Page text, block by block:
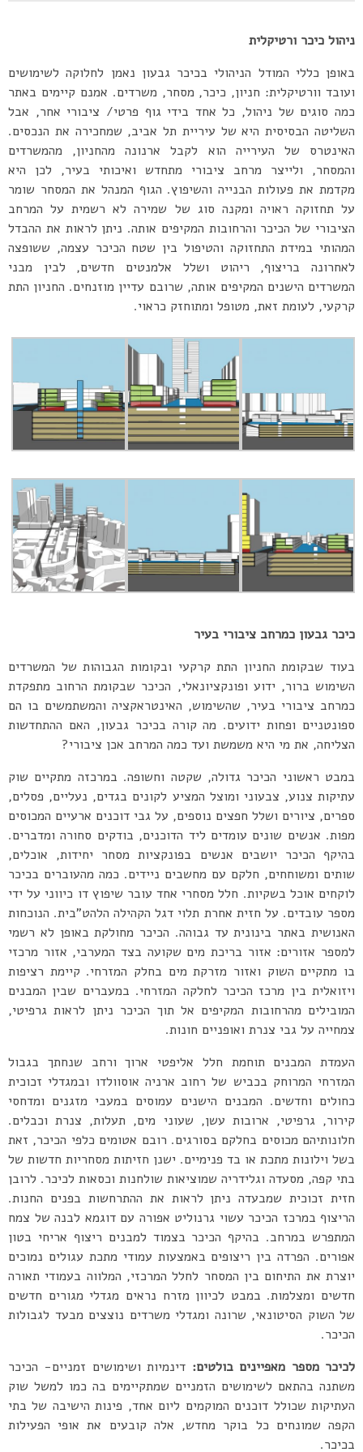
ניהול כיכר ורטיקלית
באופן כללי המודל הניהולי בכיכר גבעון נאמן לחלוקה לשימושים
ועובד וורטיקלית: חניון, כיכר, מסחר, משרדים. אמנם קיימים באתר
כמה סוגים של ניהול, כל אחד בידי גוף פרטי/ ציבורי אחר, אבל
השליטה הבסיסית היא של עיריית תל אביב, שמחכירה את הנכסים.
האינטרס של העירייה הוא לקבל ארנונה מהחניון, מהמשרדים
והמסחר, ולייצר מרחב ציבורי מתחדש ואיכותי בעיר, לכן היא
מקדמת את פעולות הבנייה והשיפוץ. הגוף המנהל את המסחר שומר
על תחזוקה ראויה ומקנה סוג של שמירה לא רשמית על המרחב
הציבורי של הכיכר והרחובות המקיפים אותה. ניתן לראות את ההבדל
המהותי במידת התחזוקה והטיפול בין שטח הכיכר עצמה, ששופצה
לאחרונה בריצוף, ריהוט ושלל אלמנטים חדשים, לבין מבני
המשרדים הישנים המקיפים אותה, שרובם עדיין מוזנחים. החניון התת
קרקעי, לעומת זאת, מטופל ומתוחזק כראוי.
כיכר גבעון כמרחב ציבורי בעיר
בעוד שבקומת החניון התת קרקעי ובקומות הגבוהות של המשרדים
השימוש ברור, ידוע ופונקציונאלי, הכיכר שבקומת הרחוב מתפקדת
כמרחב ציבורי בעיר, שהשימוש, האינטראקציה והמשתמשים בו הם
ספונטניים ופחות ידועים. מה קורה בכיכר גבעון, האם ההתחדשות
הצליחה, את מי היא משמשת ועד כמה המרחב אכן ציבורי?
במבט ראשוני הכיכר גדולה, שקטה וחשופה. במרכזה מתקיים שוק
עתיקות צנוע, צבעוני ומוצל המציע לקונים בגדים, נעליים, פסלים,
ספרים, ציורים ושלל חפצים נוספים, על גבי דוכנים ארעיים המכוסים
מפות. אנשים שונים עומדים ליד הדוכנים, בודקים סחורה ומדברים.
בהיקף הכיכר יושבים אנשים בפונקציות מסחר יחידות, אוכלים,
שותים ומשוחחים, חלקם עם מחשבים ניידים. כמה מהעוברים בכיכר
לוקחים אוכל בשקיות. חלל מסחרי אחד עובר שיפוץ דו כיווני על ידי
מספר עובדים. על חזית אחרת תלוי דגל הקהילה הלהט”בית. הנוכחות
האנושית באתר בינונית עד גבוהה. הכיכר מחולקת באופן לא רשמי
למספר אזורים: אזור בריכת מים שקועה בצד המערבי, אזור מרכזי
בו מתקיים השוק ואזור מזרקת מים בחלק המזרחי. קיימת רציפות
ויזואלית בין מרכז הכיכר לחלקה המזרחי. במעברים שבין המבנים
המובילים מהרחובות המקיפים אל תוך הכיכר ניתן לראות גרפיטי,
צמחייה על גבי צנרת ואופניים חונות.
העמדת המבנים תוחמת חלל אליפטי ארוך ורחב שנחתך בגבול
המזרחי המרוחק בכביש של רחוב ארניה אוסוולדו ובמגדלי זכוכית
כחולים וחדשים. המבנים הישנים עמוסים במעבי מזגנים ומדחסי
קירור, גרפיטי, ארובות עשן, שעוני מים, תעלות, צנרת וכבלים.
חלונותיהם מכוסים בחלקם בסורגים. רובם אטומים כלפי הכיכר, זאת
בשל וילונות מתכת או בד פנימיים. ישנן חזיתות מסחריות חדשות של
בתי קפה, מסעדה וגלידריה שמוציאות שולחנות וכסאות לכיכר. לרובן
חזית זכוכית שמבעדה ניתן לראות את ההתרחשות בפנים החנות.
הריצוף במרכז הכיכר עשוי גרנוליט אפורה עם דוגמא לבנה של צמח
המתפרש במרחב. בהיקף הכיכר בצמוד למבנים ריצוף אריחי בטון
אפורים. הפרדה בין ריצופים באמצעות עמודי מתכת עגולים נמוכים
יוצרת את התיחום בין המסחר לחלל המרכזי, המלווה בעמודי תאורה
חדשים ומצלמות. במבט לכיוון מזרח נראים מגדלי מגורים חדשים
של השוק הסיטונאי, שרונה ומגדלי משרדים נוצצים מבעד לגבולות
הכיכר.
לכיכר מספר מאפיינים בולטים: דינמיות ושימושים זמניים- הכיכר
משתנה בהתאם לשימושים הזמניים שמתקיימים בה כמו למשל שוק
העתיקות שכולל דוכנים המוקמים ליום אחד, פינות הישיבה של בתי
הקפה שמונחים כל בוקר מחדש, אלה קובעים את אופי הפעילות
בכיכר.